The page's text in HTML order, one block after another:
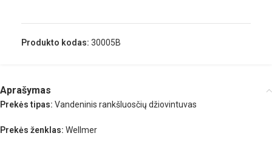
Produkto kodas: 30005B
Aprašymas
Prekės tipas: Vandeninis rankšluosčių džiovintuvas
Prekės ženklas: Wellmer